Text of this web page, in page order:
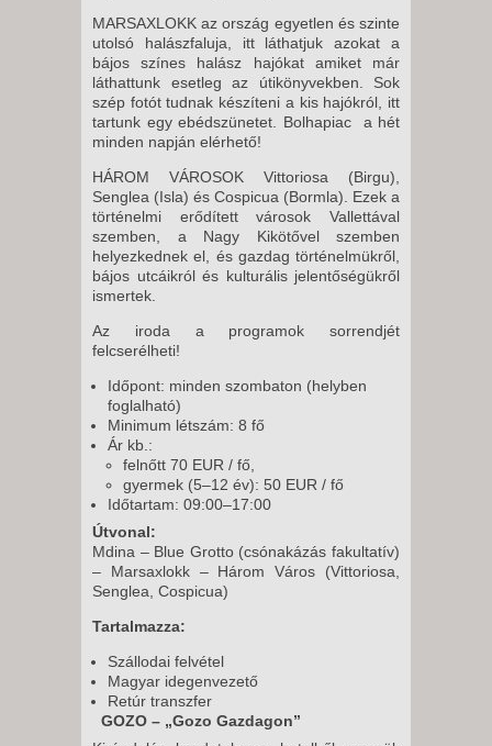
MARSAXLOKK az ország egyetlen és szinte
utolsó halászfaluja, itt láthatjuk azokat a
bájos színes halász hajókat amiket már
láthattunk esetleg az útikönyvekben. Sok
szép fotót tudnak készíteni a kis hajókról, itt
tartunk egy ebédszünetet. Bolhapiac a hét
minden napján elérhető!
HÁROM VÁROSOK Vittoriosa (Birgu),
Senglea (Isla) és Cospicua (Bormla). Ezek a
történelmi erődített városok Vallettával
szemben, a Nagy Kikötővel szemben
helyezkednek el, és gazdag történelmükről,
bájos utcáikról és kulturális jelentőségükről
ismertek.
Az iroda a programok sorrendjét
felcserélheti!
Időpont: minden szombaton (helyben
foglalható)
Minimum létszám: 8 fő
Ár kb.:
felnőtt 70 EUR / fő,
gyermek (5–12 év): 50 EUR / fő
Időtartam: 09:00–17:00
Útvonal:
Mdina – Blue Grotto (csónakázás fakultatív)
– Marsaxlokk – Három Város (Vittoriosa,
Senglea, Cospicua)
Tartalmazza:
Szállodai felvétel
Magyar idegenvezető
Retúr transzfer
GOZO – „Gozo Gazdagon”